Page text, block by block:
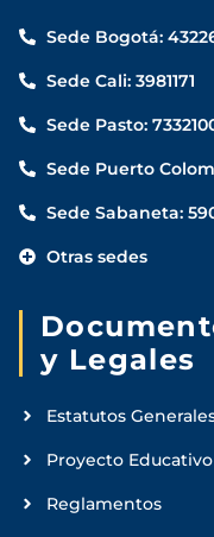
Sede Bogotá:
Sede Cali: 3981171
Sede Pasto:
Sede Puerto
Sede Sabaneta:
Otras sedes
y Legales
Estatutos
Proyecto
Reglamentos